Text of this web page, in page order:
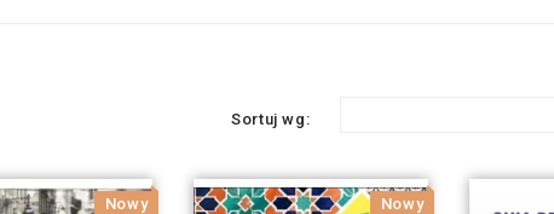
Sortuj wg:
Nowy Nowy